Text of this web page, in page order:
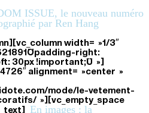
ISSUE, le nouveau numéro
par Ren Hang
width= »1/3″
right:
30px !important;} »]
alignment= »center »
mode/le-vetement-
»][vc_empty_space
En images : la